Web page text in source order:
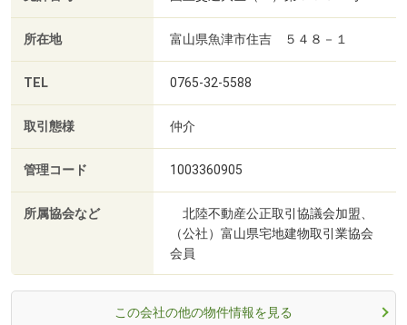
所在地 富山県魚津市住吉 ５４８－１
TEL 0765-32-5588
取引態様 仲介
管理コード 1003360905
所属協会など
北陸不動産公正取引協議会加盟、
（公社）富山県宅地建物取引業協会
会員
この会社の他の物件情報を見る